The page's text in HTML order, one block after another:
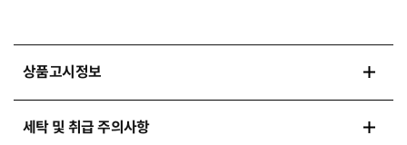
상품고시정보
세탁 및 취급 주의사항